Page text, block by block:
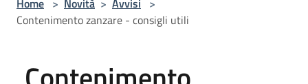
Contenimento zanzare - consigli utili